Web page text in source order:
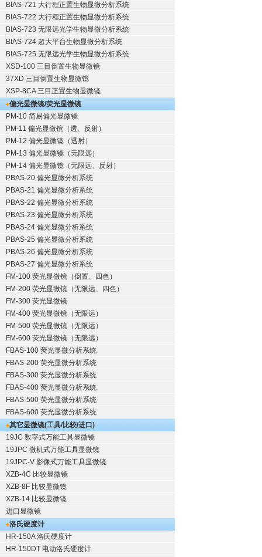
BIAS-721 大行程正置生物显微分析系统
BIAS-722 大行程正置生物显微分析系统
BIAS-723 无限远光学生物显微分析系统
BIAS-724 超大平台生物显微分析系统
BIAS-725 无限远光学生物显微分析系统
XSD-100 三目倒置生物显微镜
37XD 三目倒置生物显微镜
XSP-8CA 三目正置生物显微镜
偏光显微镜/荧光显微镜
PM-10 简易偏光显微镜
PM-11 偏光显微镜（透、反射）
PM-12 偏光显微镜（透射）
PM-13 偏光显微镜（无限远）
PM-14 偏光显微镜（无限远、反射）
PBAS-20 偏光显微分析系统
PBAS-21 偏光显微分析系统
PBAS-22 偏光显微分析系统
PBAS-23 偏光显微分析系统
PBAS-24 偏光显微分析系统
PBAS-25 偏光显微分析系统
PBAS-26 偏光显微分析系统
PBAS-27 偏光显微分析系统
FM-100 荧光显微镜（倒置、四色）
FM-200 荧光显微镜（无限远、四色）
FM-300 荧光显微镜
FM-400 荧光显微镜（无限远）
FM-500 荧光显微镜（无限远）
FM-600 荧光显微镜（无限远）
FBAS-100 荧光显微分析系统
FBAS-200 荧光显微分析系统
FBAS-300 荧光显微分析系统
FBAS-400 荧光显微分析系统
FBAS-500 荧光显微分析系统
FBAS-600 荧光显微分析系统
其它显微镜(工具/比较/进口)
19JC 数字式万能工具显微镜
19JPC 微机式万能工具显微镜
19JPC-V 影像式万能工具显微镜
XZB-4C 比较显微镜
XZB-8F 比较显微镜
XZB-14 比较显微镜
进口显微镜
洛氏硬度计
HR-150A 洛氏硬度计
HR-150DT 电动洛氏硬度计